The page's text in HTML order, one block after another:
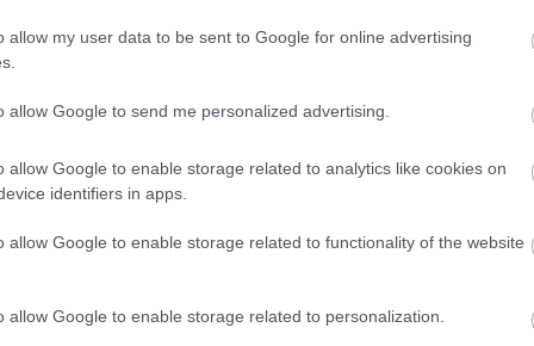
allow my user data to be sent to Google for online advertising
allow Google to send me personalized advertising.
allow Google to enable storage related to analytics like cookies on
identifiers in apps.
allow Google to enable storage related to functionality of the website
allow Google to enable storage related to personalization.
56%
28%
మరియు మెగ్నీషియం
ఆహారాలలో ఒకటి. దీన్ని భోజనంలో చేర్చుకోవడం వల్ల రుచి
సమృద్ధిగా ఉంటాయి
ఉంటుంది, ప్రధానంగా ఆంథోసైనిన్లు. ఈ వర్ణద్రవ్యం దీనికి ముదురు